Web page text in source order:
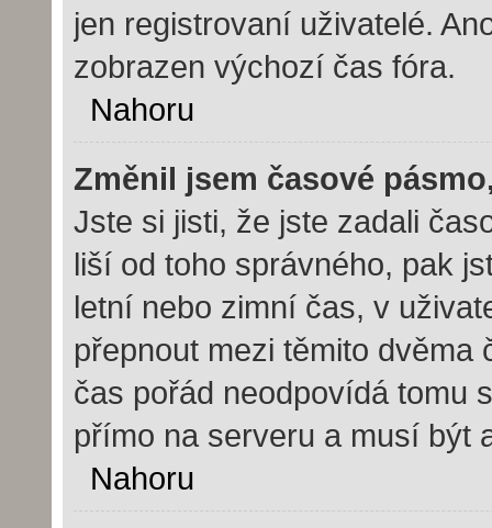
jen registrovaní uživatelé.
zobrazen výchozí čas fóra.
Nahoru
Změnil jsem časové
Jste si jisti, že jste zadali
liší od toho správného, pak
letní nebo zimní čas, v
přepnout mezi těmito
čas pořád neodpovídá tomu
přímo na serveru a musí být
Nahoru